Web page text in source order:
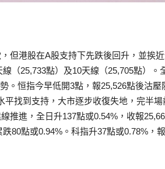
但港股在A股支持下先跌後回升，並挨
（25,733點）及10天線（25,705點）。
。恒指今早低開3點，報25,526點後沽壓
找到支持，大市逐步收復失地，完半場
推進，全日升137點或0.54%，收報
80點或0.94%。科指升37點或0.78%，